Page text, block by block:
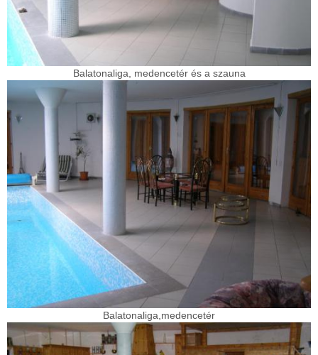
Balatonaliga, medencetér és a szauna
Balatonaliga,medencetér